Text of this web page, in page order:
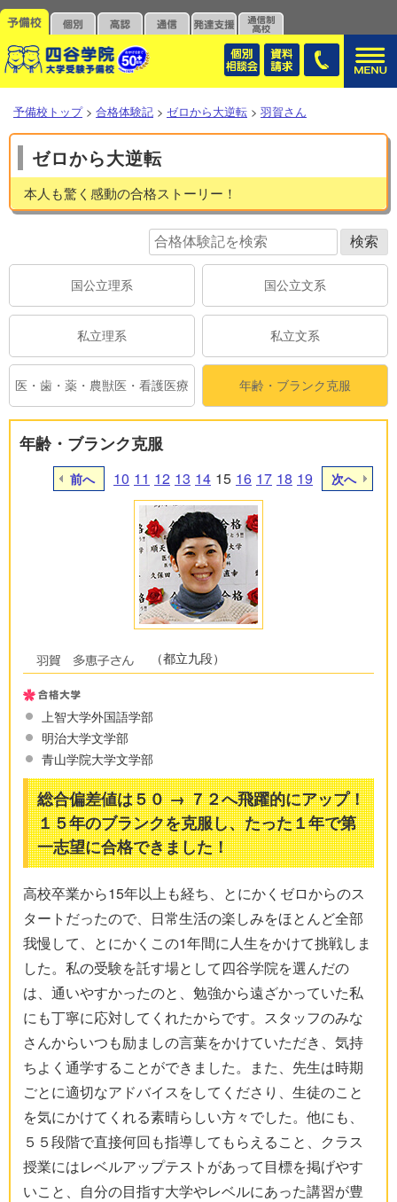
予備校トップ > 合格体験記 > ゼロから大逆転 > 羽賀さん
ゼロから大逆転
本人も驚く感動の合格ストーリー！
国公立理系 国公立文系
私立理系 私立文系
医・歯・薬・農獣医・看護医療 年齢・ブランク克服
年齢・ブランク克服
前へ 10 11 12 13 14 15 16 17 18 19 次へ
（都立九段）
上智大学外国語学部
明治大学文学部
青山学院大学文学部
総合偏差値は５０ → ７２へ飛躍的にアップ！
１５年のブランクを克服し、たった１年で第
一志望に合格できました！
高校卒業から15年以上も経ち、とにかくゼロからのス
タートだったので、日常生活の楽しみをほとんど全部
我慢して、とにかくこの1年間に人生をかけて挑戦しま
した。私の受験を託す場として四谷学院を選んだの
は、通いやすかったのと、勉強から遠ざかっていた私
にも丁寧に応対してくれたからです。スタッフのみな
さんからいつも励ましの言葉をかけていただき、気持
ちよく通学することができました。また、先生は時期
ごとに適切なアドバイスをしてくださり、生徒のこと
を気にかけてくれる素晴らしい方々でした。他にも、
５５段階で直接何回も指導してもらえること、クラス
授業にはレベルアップテストがあって目標を掲げやす
いこと、自分の目指す大学やレベルにあった講習が豊